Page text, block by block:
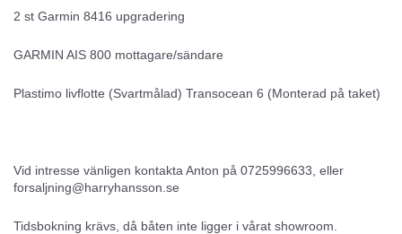
2 st Garmin 8416 upgradering
GARMIN AIS 800 mottagare/sändare
Plastimo livflotte (Svartmålad) Transocean 6 (Monterad på taket)
Vid intresse vänligen kontakta Anton på 0725996633, eller
forsaljning@harryhansson.se
Tidsbokning krävs, då båten inte ligger i vårat showroom.